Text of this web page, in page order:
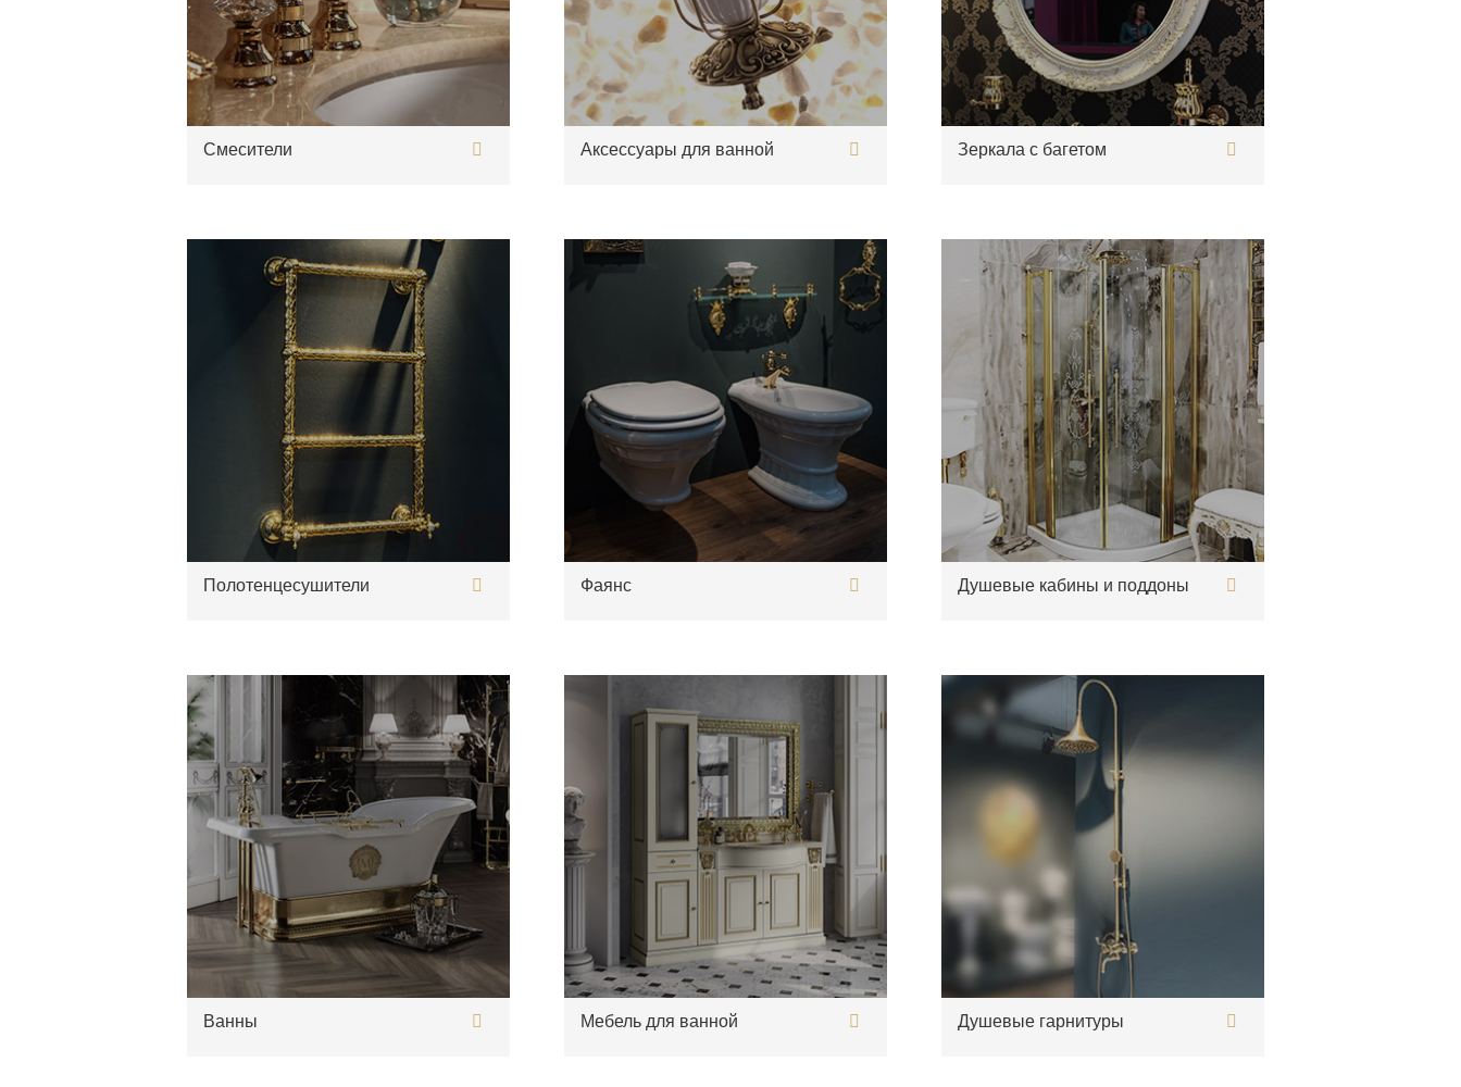
Смесители Аксессуары для ванной Зеркала с багетом
Полотенцесушители Фаянс Душевые кабины и поддоны
Ванны Мебель для ванной Душевые гарнитуры